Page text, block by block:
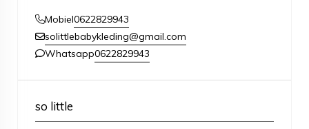
Mobiel0622829943
solittlebabykleding@gmail.com
Whatsapp0622829943
so little